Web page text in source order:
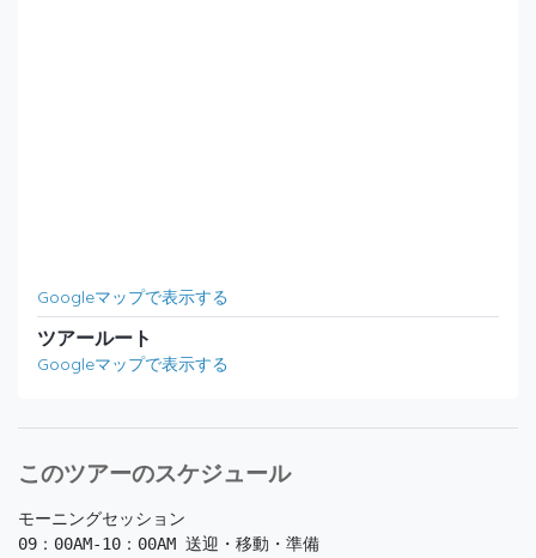
Googleマップで表示する
ツアールート
Googleマップで表示する
このツアーのスケジュール
モーニングセッション
09：00AM-10：00AM 送迎・移動・準備